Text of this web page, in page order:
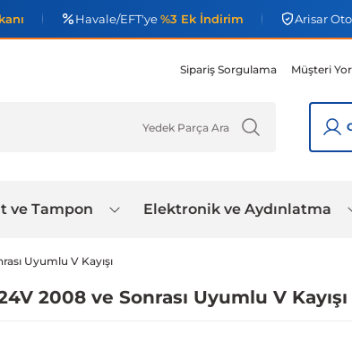
Havale/EFT'ye%3 Ek İndirim Arisar
Sipariş Sorgulama Müşteri
ve Tampon Elektronik ve Aydınlatma
Uyumlu V Kayışı
2008 ve Sonrası Uyumlu V Kayışı